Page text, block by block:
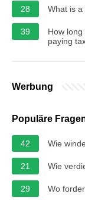
28 What is
39
How
paying
Werbung
Populäre
42 Wie
21 Wie
29 Wo